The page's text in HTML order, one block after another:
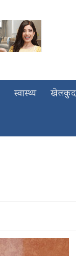
स्वास्थ्य खेलकुद